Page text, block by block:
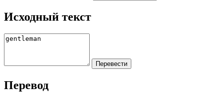
Исходный текст
Перевод